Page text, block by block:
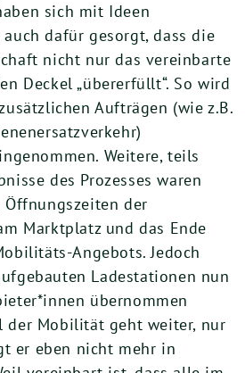
sich mit Ideen
dafür gesorgt, dass die
nicht nur das vereinbarte
Deckel „übererfüllt“. So wird
Aufträgen (wie z.B.
Weitere, teils
des Prozesses waren
der
Marktplatz und das Ende
Angebots. Jedoch
Ladestationen nun
übernommen
der Mobilität geht weiter, nur
er eben nicht mehr in